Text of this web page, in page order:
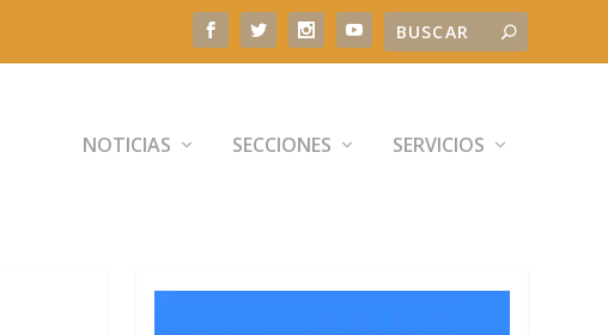
NOTICIAS SECCIONES SERVICIOS